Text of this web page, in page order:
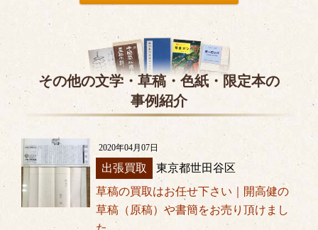
その他の文学・草稿・色紙・限定本の
事例紹介
2020年04月07日
出張買取
東京都世田谷区
草稿の買取はお任せ下さい｜開高健の
草稿（原稿）や書簡をお売り頂けまし